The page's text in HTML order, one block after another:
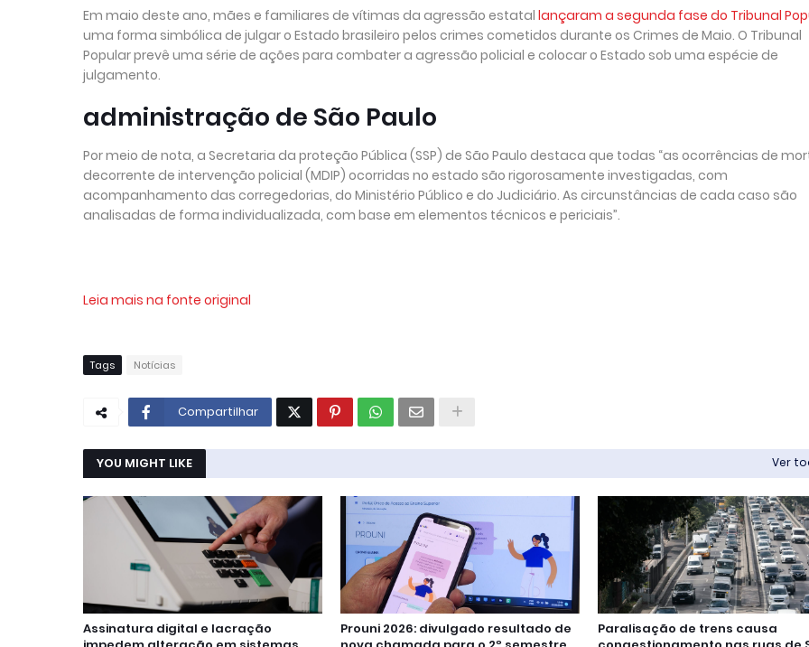
Em maio deste ano, mães e familiares de vítimas da agressão estatal lançaram a segunda fase do Tribunal
uma forma simbólica de julgar o Estado brasileiro pelos crimes cometidos durante os Crimes de Maio. O Tribunal
Popular prevê uma série de ações para combater a agressão policial e colocar o Estado sob uma espécie de
julgamento.
administração de São Paulo
Por meio de nota, a Secretaria da proteção Pública (SSP) de São Paulo destaca que todas “as ocorrências de
decorrente de intervenção policial (MDIP) ocorridas no estado são rigorosamente investigadas, com
acompanhamento das corregedorias, do Ministério Público e do Judiciário. As circunstâncias de cada caso são
analisadas de forma individualizada, com base em elementos técnicos e periciais”.
Leia mais na fonte original
Tags Notícias
Compartilhar
YOU MIGHT LIKE Ver
Assinatura digital e lacração
Prouni 2026: divulgado resultado de
Paralisação de trens causa